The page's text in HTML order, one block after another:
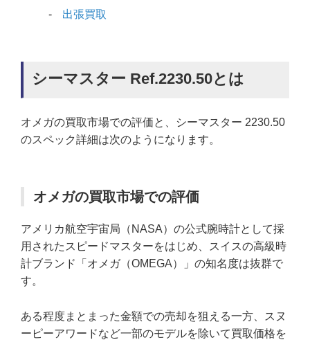
出張買取
シーマスター Ref.2230.50とは
オメガの買取市場での評価と、シーマスター 2230.50
のスペック詳細は次のようになります。
オメガの買取市場での評価
アメリカ航空宇宙局（NASA）の公式腕時計として採
用されたスピードマスターをはじめ、スイスの高級時
計ブランド「オメガ（OMEGA）」の知名度は抜群で
す。
ある程度まとまった金額での売却を狙える一方、スヌ
ーピーアワードなど一部のモデルを除いて買取価格を